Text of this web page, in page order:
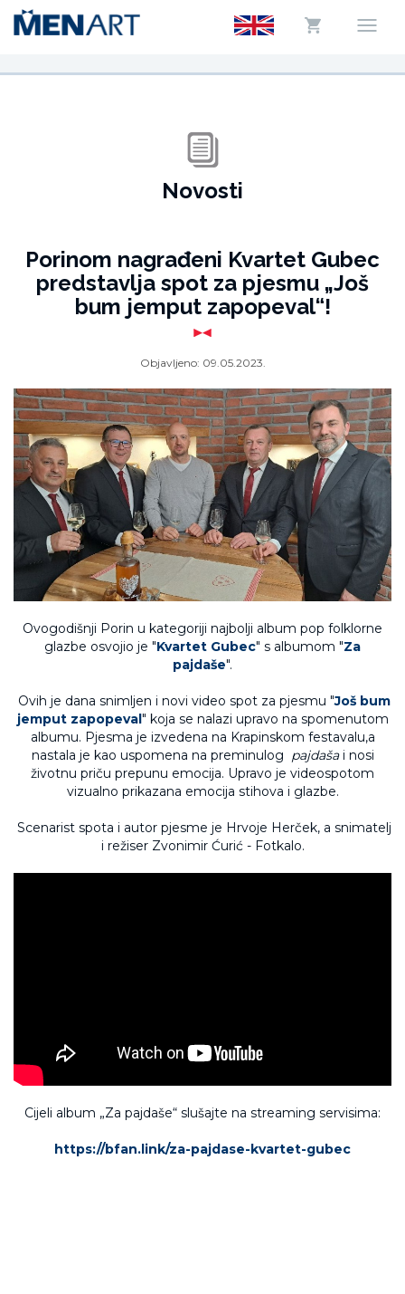
Novosti
Porinom nagrađeni Kvartet Gubec
predstavlja spot za pjesmu „Još
bum jemput zapopeval“!
Objavljeno: 09.05.2023.
Ovogodišnji Porin u kategoriji najbolji album pop folklorne
glazbe osvojio je "Kvartet Gubec" s albumom "Za
pajdaše".
Ovih je dana snimljen i novi video spot za pjesmu "Još bum
jemput zapopeval" koja se nalazi upravo na spomenutom
albumu. Pjesma je izvedena na Krapinskom festavalu,a
nastala je kao uspomena na preminulog pajdašai nosi
životnu priču prepunu emocija. Upravo je videospotom
vizualno prikazana emocija stihova i glazbe.
Scenarist spota i autor pjesme je Hrvoje Herček, a snimatelj
i režiser Zvonimir Ćurić - Fotkalo.
Cijeli album „Za pajdaše“ slušajte na streaming servisima:
https://bfan.link/za-pajdase-kvartet-gubec